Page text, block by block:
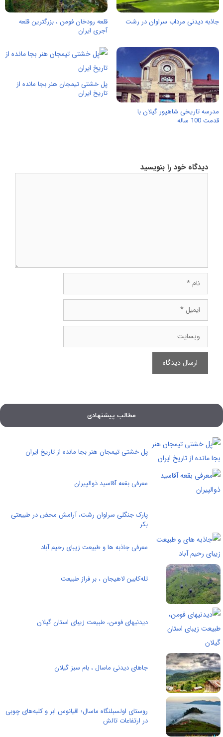
جاذبه دیدنی مرداب سراوان در رشت
قلعه رودخان فومن ، بزرگترین قلعه
آجری ایران
مدرسه تاریخی شاهپور گیلان با
قدمت 100 ساله
پل خشتی تیمجان هنر بجا مانده از
تاریخ ایران
دیدگاه خود را بنویسید
ایمیل
وبسایت
مطالب پیشنهادی
پل خشتی تیمجان هنر بجا مانده از تاریخ ایران
معرفی بقعه آقاسید ذوالپیران
پارک جنگلی سراوان رشت، آرامش محض در طبیعتی
بکر
معرفی جاذبه ها و طبیعت زیبای رحیم آباد
تله‌کابین لاهیجان ، بر فراز طبیعت
دیدنیهای فومن، طبیعت زیبای استان گیلان
جاهای دیدنی ماسال ، بام سبز گیلان
روستای اولسبلنگاه ماسال؛ اقیانوس ابر و کلبه‌های چوبی
در ارتفاعات تالش